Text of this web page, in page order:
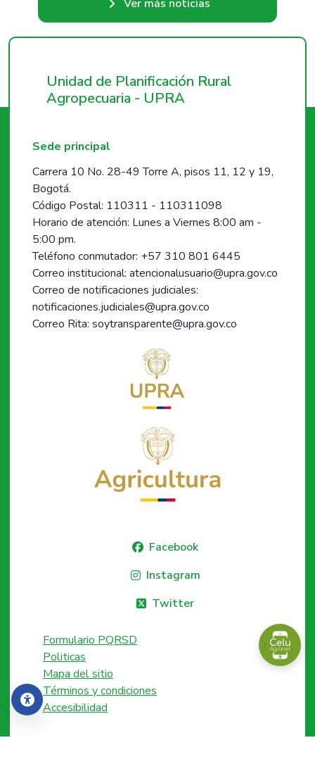
Accesibilidad
Ver más noticias
Unidad de Planificación Rural
Agropecuaria - UPRA
Sede principal
Carrera 10 No. 28-49 Torre A, pisos 11, 12 y 19,
Bogotá.
Código Postal: 110311 - 110311098
Horario de atención: Lunes a Viernes 8:00 am -
5:00 pm.
Teléfono conmutador: +57 310 801 6445
Correo institucional: atencionalusuario@upra.gov.co
Correo de notificaciones judiciales:
notificaciones.judiciales@upra.gov.co
Correo Rita: soytransparente@upra.gov.co
Facebook
Instagram
Twitter
Formulario PQRSD
Politicas
Mapa del sitio
Términos y condiciones
Accesibilidad